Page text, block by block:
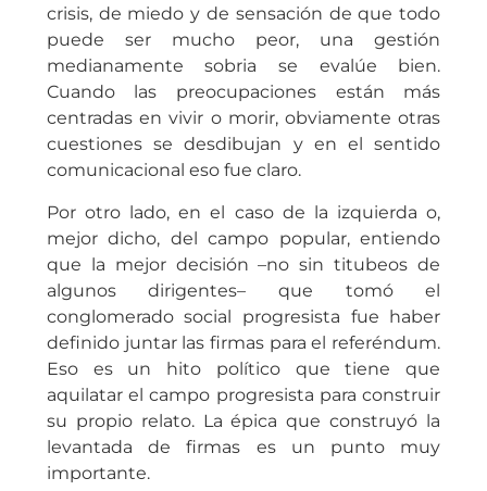
crisis, de miedo y de sensación de que todo
puede ser mucho peor, una gestión
medianamente sobria se evalúe bien.
Cuando las preocupaciones están más
centradas en vivir o morir, obviamente otras
cuestiones se desdibujan y en el sentido
comunicacional eso fue claro.
Por otro lado, en el caso de la izquierda o,
mejor dicho, del campo popular, entiendo
que la mejor decisión –no sin titubeos de
algunos dirigentes– que tomó el
conglomerado social progresista fue haber
definido juntar las firmas para el referéndum.
Eso es un hito político que tiene que
aquilatar el campo progresista para construir
su propio relato. La épica que construyó la
levantada de firmas es un punto muy
importante.